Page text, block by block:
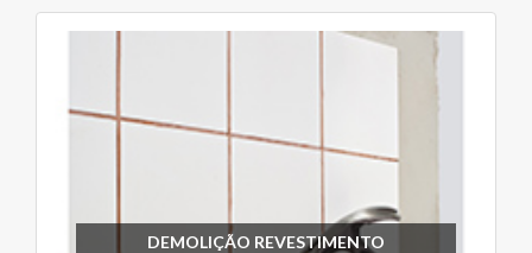
DEMOLIÇÃO REVESTIMENTO